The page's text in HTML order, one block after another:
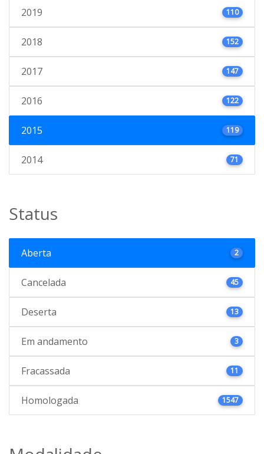
2019 110
2018 152
2017 147
2016 122
2015 119
2014 71
Status
Aberta 2
Cancelada 45
Deserta 13
Em andamento 3
Fracassada 11
Homologada 1547